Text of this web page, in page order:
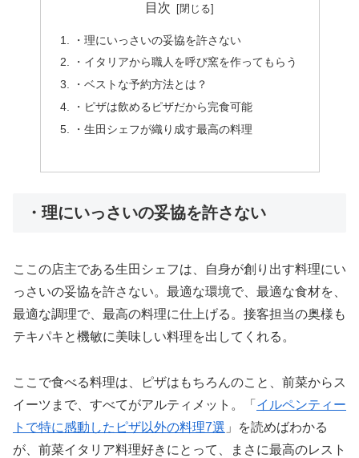
目次
・理にいっさいの妥協を許さない
・イタリアから職人を呼び窯を作ってもらう
・ベストな予約方法とは？
・ピザは飲めるピザだから完食可能
・生田シェフが織り成す最高の料理
・理にいっさいの妥協を許さない
ここの店主である生田シェフは、自身が創り出す料理にい
っさいの妥協を許さない。最適な環境で、最適な食材を、
最適な調理で、最高の料理に仕上げる。接客担当の奥様も
テキパキと機敏に美味しい料理を出してくれる。
ここで食べる料理は、ピザはもちろんのこと、前菜からス
イーツまで、すべてがアルティメット。「 イルペンティー
トで特に感動したピザ以外の料理7選 」を読めばわかる
が、前菜イタリア料理好きにとって、まさに最高のレスト